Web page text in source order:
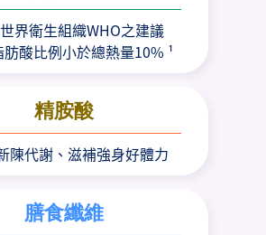
界衛生組織WHO之建議
肪酸比例小於總熱量10% ¹
精胺酸
陳代謝、滋補強身好體力
膳食纖維